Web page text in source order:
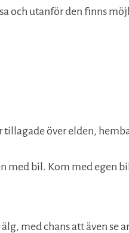
och utanför den finns
över elden,
bil. Kom med egen
med chans att även se